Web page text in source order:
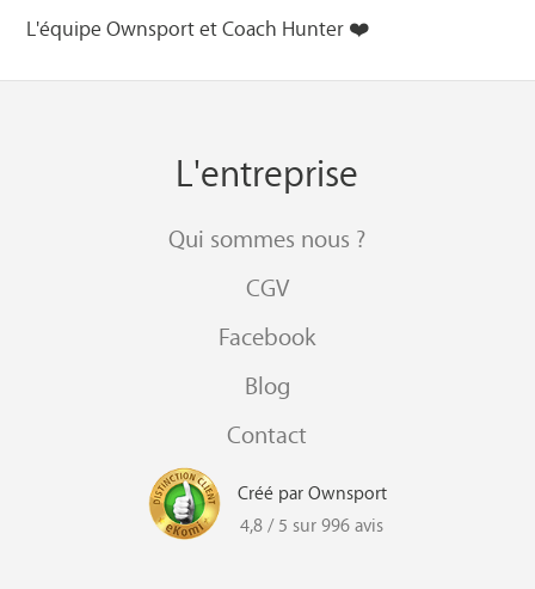
L'équipe Ownsport et Coach Hunter ❤️
L'entreprise
Qui sommes nous ?
CGV
Facebook
Blog
Contact
Créé par Ownsport
4,8 / 5 sur 996 avis